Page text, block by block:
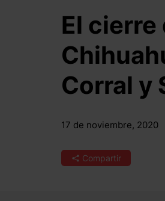
El cierre
Corral y
17 de noviembre, 2020
Compartir